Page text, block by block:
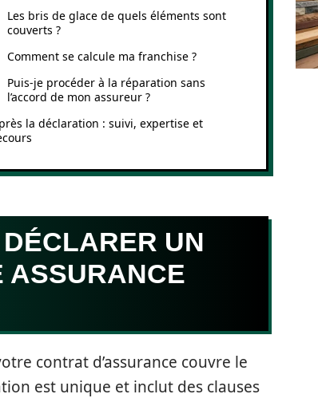
Les bris de glace de quels éléments sont
couverts ?
Comment se calcule ma franchise ?
Puis-je procéder à la réparation sans
l’accord de mon assureur ?
la déclaration : suivi, expertise et
UN
ASSURANCE
contrat d’assurance couvre le
est unique et inclut des clauses